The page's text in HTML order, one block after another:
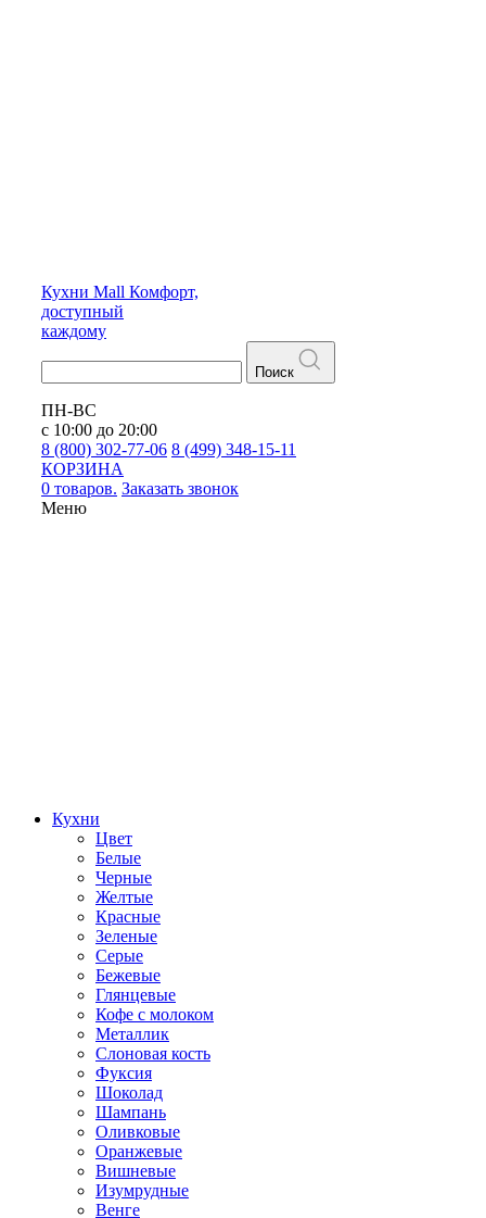
Кухни Mall Комфорт,
доступный
каждому
Поиск
ПН-ВС
с 10:00 до 20:00
8 (800) 302-77-06 8 (499) 348-15-11
КОРЗИНА
0 товаров. Заказать звонок
Меню
Кухни
Цвет
Белые
Черные
Желтые
Красные
Зеленые
Серые
Бежевые
Глянцевые
Кофе с молоком
Металлик
Слоновая кость
Фуксия
Шоколад
Шампань
Оливковые
Оранжевые
Вишневые
Изумрудные
Венге